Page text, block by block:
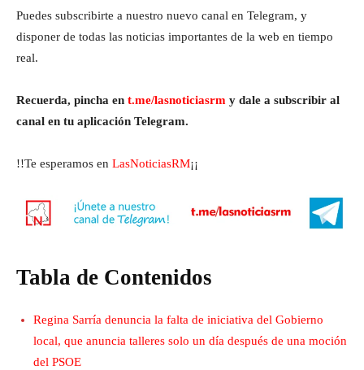
Puedes subscribirte a nuestro nuevo canal en Telegram, y
disponer de todas las noticias importantes de la web en tiempo
real.
Recuerda, pincha en t.me/lasnoticiasrm y dale a subscribir al
canal en tu aplicación Telegram.
!!Te esperamos en LasNoticiasRM¡¡
Tabla de Contenidos
Regina Sarría denuncia la falta de iniciativa del Gobierno
local, que anuncia talleres solo un día después de una moción
del PSOE